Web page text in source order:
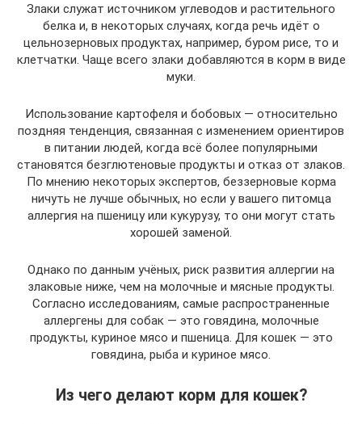
Злаки служат источником углеводов и растительного
белка и, в некоторых случаях, когда речь идёт о
цельнозерновых продуктах, например, буром рисе, то и
клетчатки. Чаще всего злаки добавляются в корм в виде
муки.
Использование картофеля и бобовых — относительно
поздняя тенденция, связанная с изменением ориентиров
в питании людей, когда всё более популярными
становятся безглютеновые продукты и отказ от злаков.
По мнению некоторых экспертов, беззерновые корма
ничуть не лучше обычных, но если у вашего питомца
аллергия на пшеницу или кукурузу, то они могут стать
хорошей заменой.
Однако по данным учёных, риск развития аллергии на
злаковые ниже, чем на молочные и мясные продукты.
Согласно исследованиям, самые распространенные
аллергены для собак — это говядина, молочные
продукты, куриное мясо и пшеница. Для кошек — это
говядина, рыба и куриное мясо.
Из чего делают корм для кошек?